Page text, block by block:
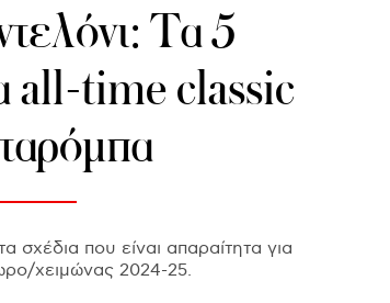
Τα 5
all-time classic
που είναι απαραίτητα για
χειμώνας 2024-25.